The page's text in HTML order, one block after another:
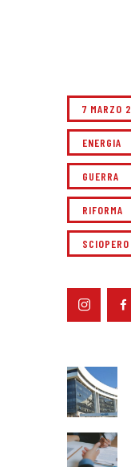
7 MARZO
ENERGIA
GUERRA
RIFORMA